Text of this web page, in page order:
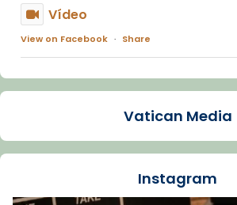
Vídeo
View on Facebook · Share
Arquebisbat de
La Carmina va patir depressió.
dos mesos, a l'Estadi Lluís
Vatican Media
Instagram